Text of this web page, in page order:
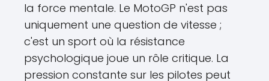
la force mentale. Le MotoGP n'est pas
uniquement une question de vitesse ;
c'est un sport où la résistance
psychologique joue un rôle critique. La
pression constante sur les pilotes peut